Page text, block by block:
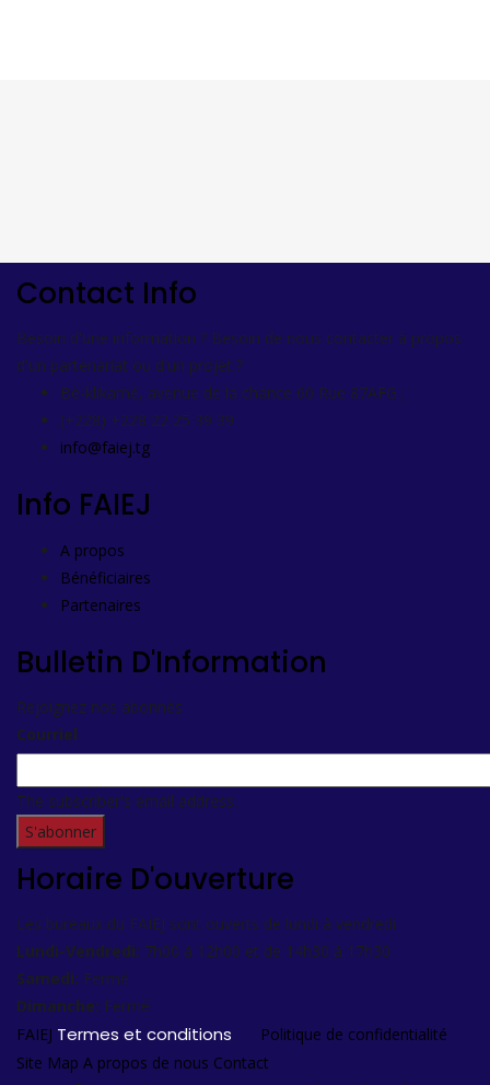
Contact Info
Besoin d'une information ? Besoin de nous contacter à propos
d'un partenariat ou d'un projet ?
Bè-klikamé, avenue de la chance 60 Rue 87AFG ;
(+228) +228 22 25 39 39
info@faiej.tg
Info FAIEJ
A propos
Bénéficiaires
Partenaires
Bulletin D'Information
Rejoignez nos abonnés
Courriel
The subscriber's email address.
Horaire D'ouverture
Les bureaux du FAIEJ sont ouverts de lundi à vendredi
Lundi-Vendredi: 7h00 à 12h00 et de 14h30 à 17h30
Samedi: Fermé
Dimanche: Fermé
FAIEJ Termes et conditions
Politique de confidentialité
Site Map A propos de nous Contact